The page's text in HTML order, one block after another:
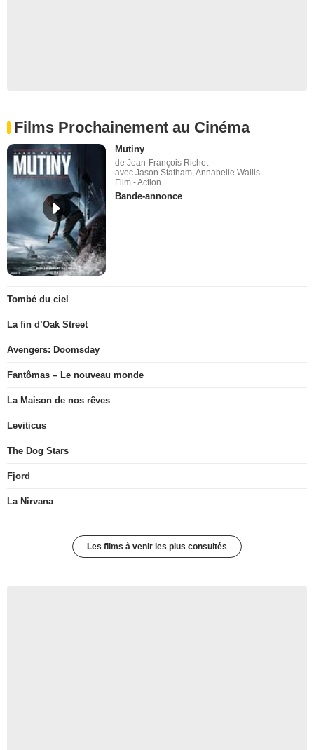
Films Prochainement au Cinéma
Mutiny
de Jean-François Richet
avec Jason Statham, Annabelle Wallis
Film - Action
Bande-annonce
Tombé du ciel
La fin d’Oak Street
Avengers: Doomsday
Fantômas – Le nouveau monde
La Maison de nos rêves
Leviticus
The Dog Stars
Fjord
La Nirvana
Les films à venir les plus consultés